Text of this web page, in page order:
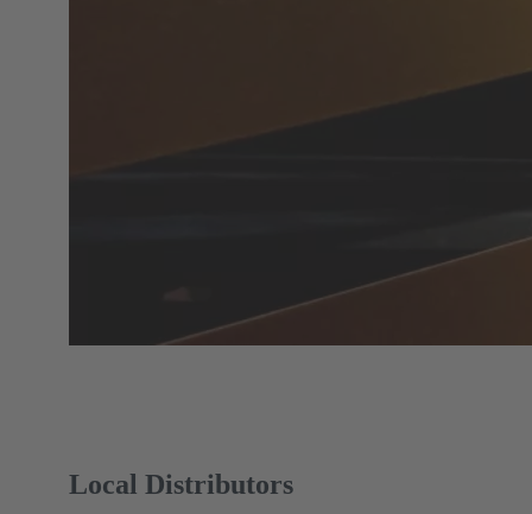
Local Distributors